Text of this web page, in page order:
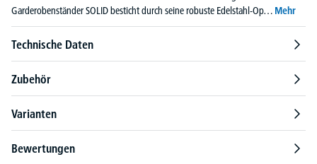
Garderobenständer SOLID besticht durch seine robuste Edelstahl-Op… Mehr
Technische Daten
Zubehör
Varianten
Bewertungen